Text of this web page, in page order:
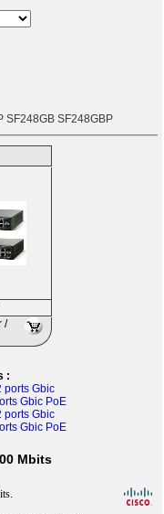
SF248GB SF248GBP
/
:
ports Gbic
Gbic PoE
ports Gbic
Gbic PoE
Mbits